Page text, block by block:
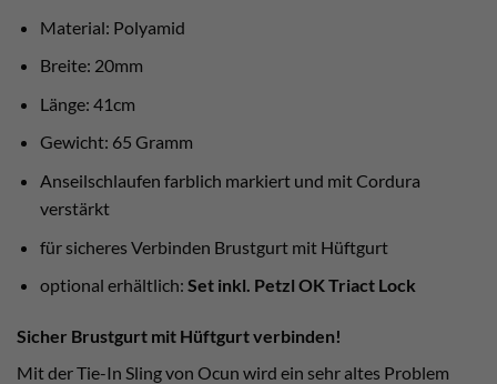
Material: Polyamid
Breite: 20mm
Länge: 41cm
Gewicht: 65 Gramm
Anseilschlaufen farblich markiert und mit Cordura
verstärkt
für sicheres Verbinden Brustgurt mit Hüftgurt
optional erhältlich: Set inkl. Petzl OK Triact Lock
Sicher Brustgurt mit Hüftgurt verbinden!
Mit der Tie-In Sling von Ocun wird ein sehr altes Problem